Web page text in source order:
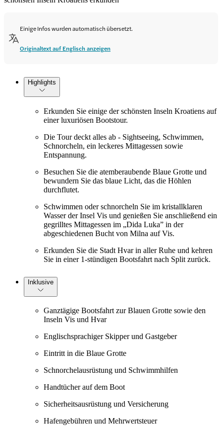
Einige Infos wurden automatisch übersetzt.
Originaltext auf Englisch anzeigen
Highlights
Erkunden Sie einige der schönsten Inseln Kroatiens auf
einer luxuriösen Bootstour.
Die Tour deckt alles ab - Sightseeing, Schwimmen,
Schnorcheln, ein leckeres Mittagessen sowie
Entspannung.
Besuchen Sie die atemberaubende Blaue Grotte und
bewundern Sie das blaue Licht, das die Höhlen
durchflutet.
Schwimmen oder schnorcheln Sie im kristallklaren
Wasser der Insel Vis und genießen Sie anschließend ein
gegrilltes Mittagessen im „Dida Luka” in der
abgeschiedenen Bucht von Milna auf Vis.
Erkunden Sie die Stadt Hvar in aller Ruhe und kehren
Sie in einer 1-stündigen Bootsfahrt nach Split zurück.
Inklusive
Ganztägige Bootsfahrt zur Blauen Grotte sowie den
Inseln Vis und Hvar
Englischsprachiger Skipper und Gastgeber
Eintritt in die Blaue Grotte
Schnorchelausrüstung und Schwimmhilfen
Handtücher auf dem Boot
Sicherheitsausrüstung und Versicherung
Hafengebühren und Mehrwertsteuer